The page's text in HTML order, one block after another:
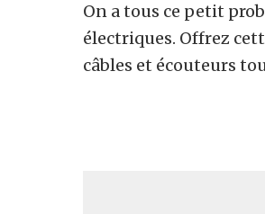
On a tous ce petit
électriques. Offrez
câbles et écouteurs